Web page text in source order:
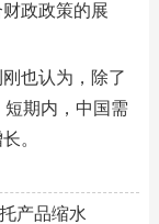
政政策的展
也认为，除了
期内，中国需
。
产品缩水